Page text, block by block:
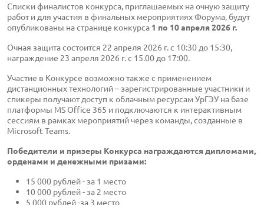
Списки финалистов конкурса, приглашаемых на очную защиту
работ и для участия в финальных мероприятиях Форума, будут
опубликованы на странице конкурса 1 по 10 апреля 2026 г.
Очная защита состоится 22 апреля 2026 г. с 10:30 до 15:30,
награждение 23 апреля 2026 г. с 15.00 до 17:00.
Участие в Конкурсе возможно также с применением
дистанционных технологий – зарегистрированные участники и
спикеры получают доступ к облачным ресурсам УрГЭУ на базе
платформы MS Office 365 и подключаются к интерактивным
сессиям в рамках мероприятий через команды, созданные в
Microsoft Teams.
Победители и призеры Конкурса награждаются дипломами,
орденами и денежными призами:
15 000 рублей - за 1 место
10 000 рублей - за 2 место
5 000 рублей -за 3 место